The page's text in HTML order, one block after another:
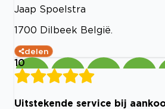
Jaap Spoelstra
1700 Dilbeek België.
delen
10
Uitstekende service bij